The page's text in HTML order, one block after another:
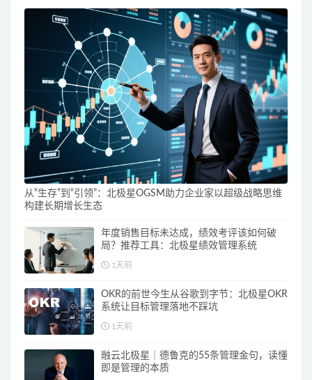
从“生存”到“引领”：北极星OGSM助力企业家以超级战略思维
构建长期增长生态
年度销售目标未达成，绩效考评该如何破
局？推荐工具：北极星绩效管理系统
1天前
OKR的前世今生从谷歌到字节：北极星OKR
系统让目标管理落地不踩坑
1天前
融云北极星｜德鲁克的55条管理金句，读懂
即是管理的本质